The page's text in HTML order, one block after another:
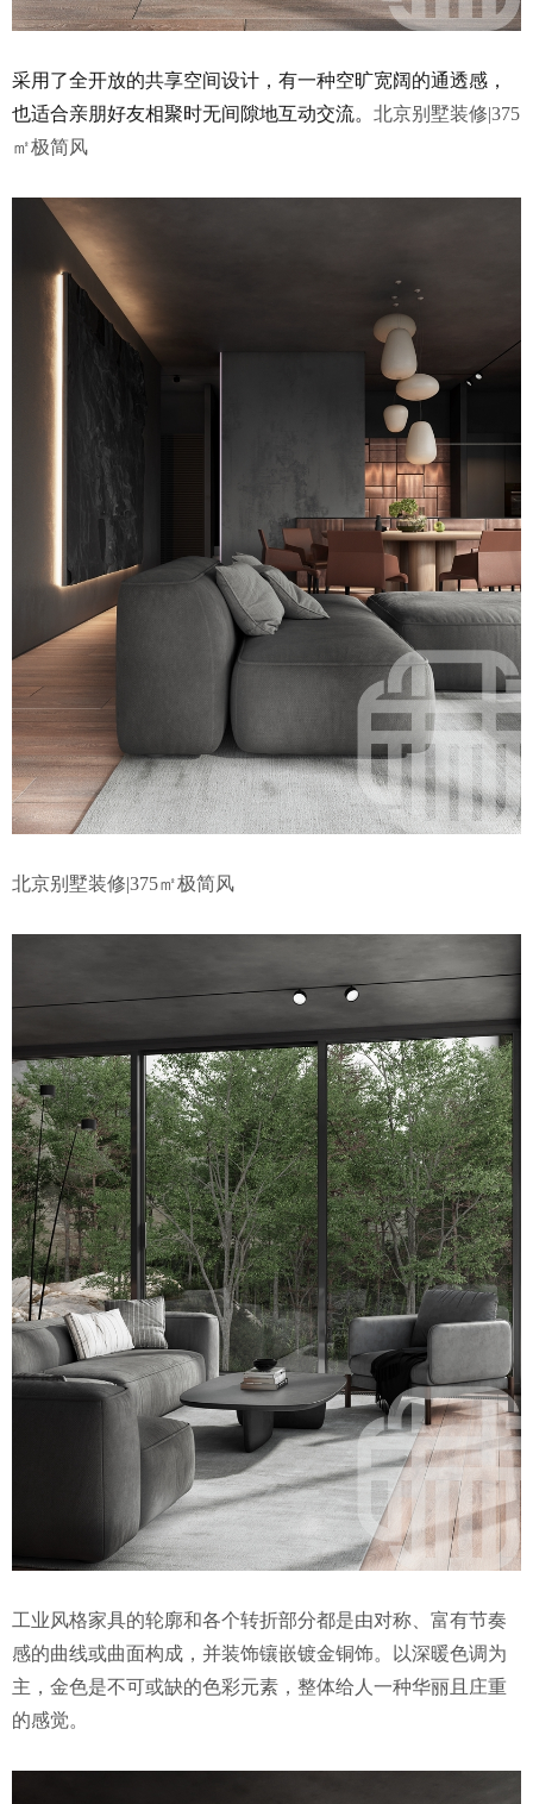
采用了全开放的共享空间设计，有一种空旷宽阔的通透感，
也适合亲朋好友相聚时无间隙地互动交流。 北京别墅装修|375
㎡极简风
北京别墅装修|375㎡极简风
工业风格家具的轮廓和各个转折部分都是由对称、富有节奏
感的曲线或曲面构成，并装饰镶嵌镀金铜饰。以深暖色调为
主，金色是不可或缺的色彩元素，整体给人一种华丽且庄重
的感觉。